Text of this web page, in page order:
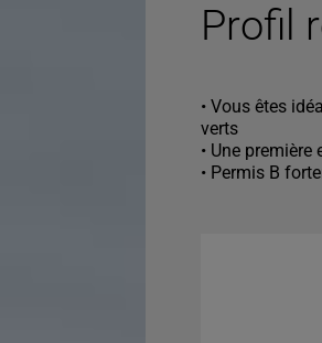
Profil
• Vous êtes
verts
• Une
• Permis B